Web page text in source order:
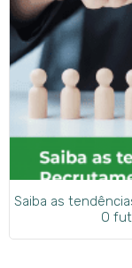
Saiba as
O